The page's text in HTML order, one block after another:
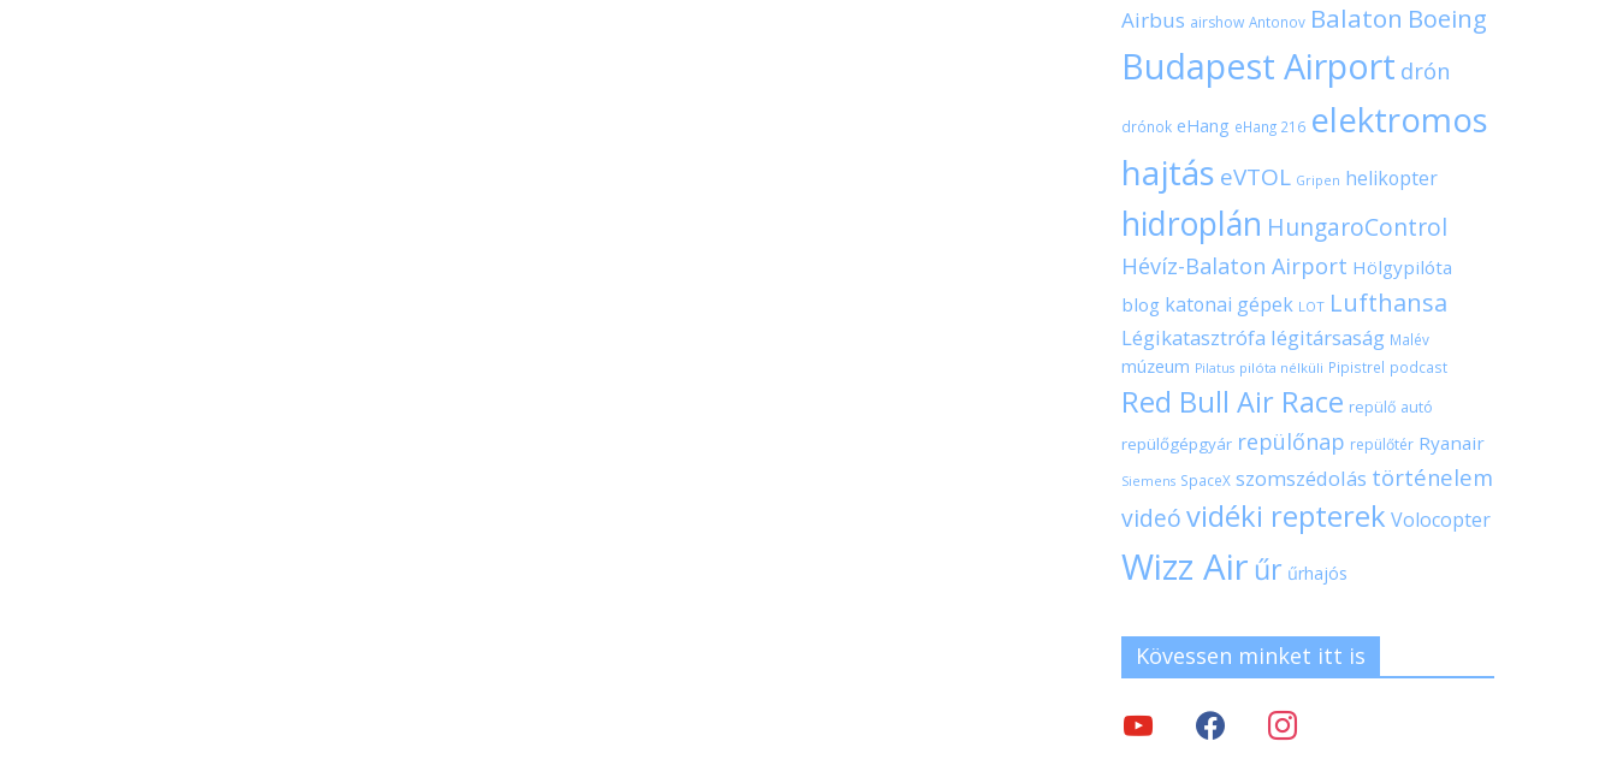
Airbus airshow Antonov Balaton Boeing
Budapest Airport drón
drónok eHang eHang 216 elektromos
hajtás eVTOL Gripen helikopter
hidroplán HungaroControl
Hévíz-Balaton Airport Hölgypilóta
blog katonai gépek LOT Lufthansa
Légikatasztrófa légitársaság Malév
múzeum Pilatus pilóta nélküli Pipistrel podcast
Red Bull Air Race repülő autó
repülőgépgyár repülőnap repülőtér Ryanair
Siemens SpaceX szomszédolás történelem
videóvidéki repterek Volocopter
Wizz Air űr űrhajós
Kövessen minket itt is